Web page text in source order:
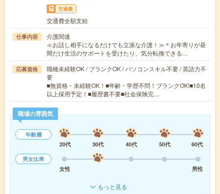
交通費
交通費全額支給
仕事内容
介護関連
≪お話し相手になるだけでも立派な介護！≫＊お年寄りが昼
間だけ生活のサポートを受けたり、気分転換できる…
応募資格
職種未経験OK / ブランクOK / パソコンスキル不要 / 英語力不
要
■無資格・未経験OK！■年齢・学歴不問！ブランクOK!■10名
以上採用予定！■履歴書不要■社会保険完…
職場の雰囲気
年齢層
20代
30代 40代 50代
60代
男女比率
女性
男性
もっと見る